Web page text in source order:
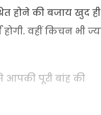
होने की बजाय खुद ही
वहीं किचन भी
पूरी बांह की